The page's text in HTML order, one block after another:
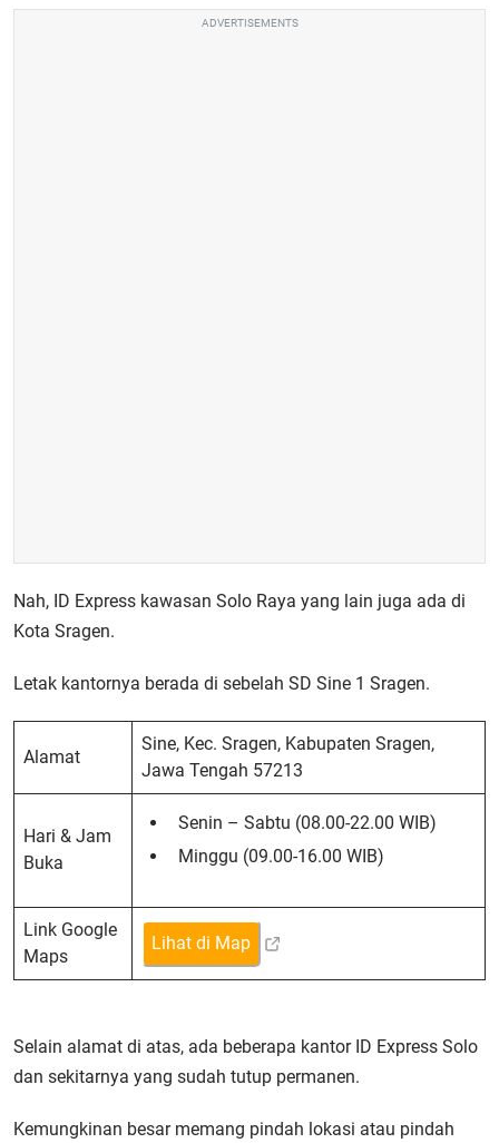
ADVERTISEMENTS
Nah, ID Express kawasan Solo Raya yang lain juga ada di
Kota Sragen.
Letak kantornya berada di sebelah SD Sine 1 Sragen.
Alamat
Sine, Kec. Sragen, Kabupaten Sragen,
Jawa Tengah 57213
Hari & Jam
Buka
Senin – Sabtu (08.00-22.00 WIB)
Minggu (09.00-16.00 WIB)
Link Google
Maps
Lihat di Map
Selain alamat di atas, ada beberapa kantor ID Express Solo
dan sekitarnya yang sudah tutup permanen.
Kemungkinan besar memang pindah lokasi atau pindah